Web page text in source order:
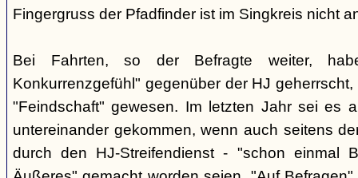
Fingergruss der Pfadfinder ist im Singkreis nicht
Bei Fahrten, so der Befragte weiter,
Konkurrenzgefühl" gegenüber der HJ
"Feindschaft" gewesen. Im letzten Jahr sei es
untereinander gekommen, wenn auch seitens
durch den HJ-Streifendienst - "schon einmal